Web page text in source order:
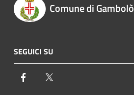
Comune di Gambolò
SEGUICI SU
Facebook